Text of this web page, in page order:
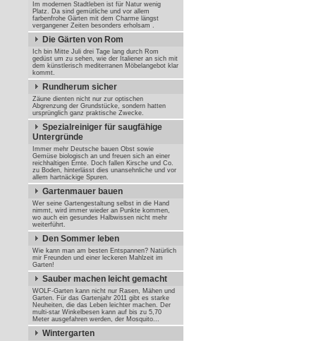
Im modernen Stadtleben ist für Natur wenig
Platz. Da sind gemütliche und vor allem
farbenfrohe Gärten mit dem Charme längst
vergangener Zeiten besonders erholsam .
Die Gärten von Rom
Ich bin Mitte Juli drei Tage lang durch Rom
gedüst um zu sehen, wie der Italiener an sich mit
dem künstlerisch mediterranen Möbelangebot klar
kommt.
Rundherum sicher
Zäune dienten nicht nur zur optischen
Abgrenzung der Grundstücke, sondern hatten
ursprünglich ganz praktische Zwecke.
Spezialreiniger für saugfähige
Untergründe
Immer mehr Deutsche bauen Obst sowie
Gemüse biologisch an und freuen sich an einer
reichhaltigen Ernte. Doch fallen Kirsche und Co.
zu Boden, hinterlässt dies unansehnliche und vor
allem hartnäckige Spuren.
Gartenmauer bauen
Wer seine Gartengestaltung selbst in die Hand
nimmt, wird immer wieder an Punkte kommen,
wo auch ein gesundes Halbwissen nicht mehr
weiterführt.
Den Sommer leben
Wie kann man am besten Entspannen? Natürlich
mir Freunden und einer leckeren Mahlzeit im
Garten!
Sauber machen leicht gemacht
WOLF-Garten kann nicht nur Rasen, Mähen und
Garten. Für das Gartenjahr 2011 gibt es starke
Neuheiten, die das Leben leichter machen. Der
multi-star Winkelbesen kann auf bis zu 5,70
Meter ausgefahren werden, der Mosquito...
Wintergarten